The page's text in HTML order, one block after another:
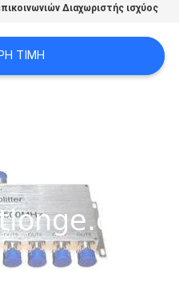
Διαχωριστής ισχύος
ΤΙΜΉ